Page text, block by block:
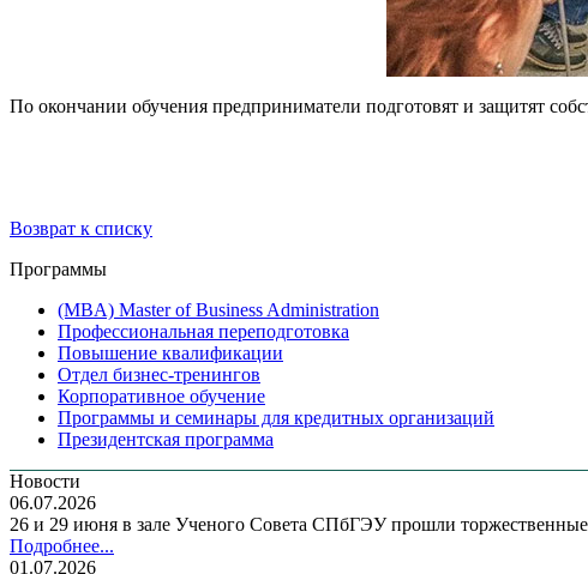
По окончании обучения предприниматели подготовят и защитят
Возврат к списку
Программы
(MBA) Master of Business Administration
Профессиональная переподготовка
Повышение квалификации
Отдел бизнес-тренингов
Корпоративное обучение
Программы и семинары для кредитных организаций
Президентская программа
Новости
06.07.2026
26 и 29 июня в зале Ученого Совета СПбГЭУ прошли
Подробнее...
01.07.2026